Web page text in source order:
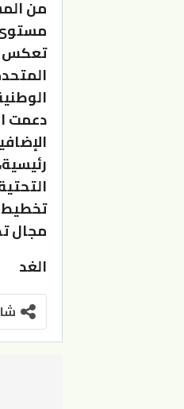
مستوى
تعكس
دعمت
تخطيط
مجال
الغد